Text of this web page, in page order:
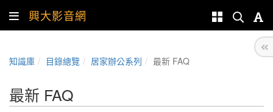
興大影音網
知識庫 目錄總覽 居家辦公系列 最新 FAQ
最新 FAQ